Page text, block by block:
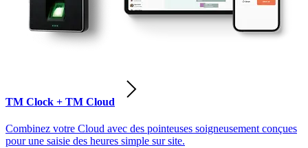
TM Clock + TM Cloud
Combinez votre Cloud avec des pointeuses soigneusement conçues
pour une saisie des heures simple sur site.